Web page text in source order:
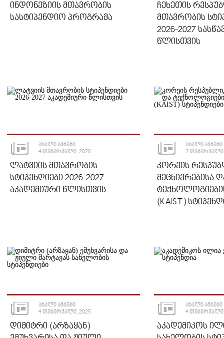
ᲘᲜᲓᲝᲜᲔᲖᲘᲘᲡ ᲛᲗᲐᲕᲠᲝᲑᲘᲡ
ᲡᲐᲡᲢᲘᲞᲔᲜᲓᲘᲝ ᲞᲠᲝᲒᲠᲐᲛᲐ
ᲩᲔᲮᲔᲗᲘᲡ
ᲛᲗᲐᲕᲠᲝᲑᲘᲡ
2026-2027
ᲬᲚᲘᲡᲗᲕᲘᲡ
ᲐᲮᲐᲚᲘ ᲐᲛᲑᲔᲑᲘ
4 ᲗᲔᲑᲔᲠᲕᲐᲚᲘ, 2026
ᲚᲐᲢᲕᲘᲘᲡ ᲛᲗᲐᲕᲠᲝᲑᲘᲡ
ᲡᲢᲘᲞᲔᲜᲓᲘᲔᲑᲘ 2026-2027
ᲐᲙᲐᲓᲔᲛᲘᲣᲠᲘ ᲬᲚᲘᲡᲗᲕᲘᲡ
ᲐᲮᲐᲚᲘ ᲐᲛᲑᲔᲑᲘ
2
ᲙᲝᲠᲔᲘᲡ
ᲛᲔᲪᲜᲘᲔᲠᲔᲑᲘᲡᲐ
(KAIST)
ᲐᲮᲐᲚᲘ ᲐᲛᲑᲔᲑᲘ
4 ᲗᲔᲑᲔᲠᲕᲐᲚᲘ, 2025
ᲓᲘᲛᲘᲢᲠᲘ (ᲐᲠᲖᲐᲧᲐᲜ)
ᲐᲮᲐᲚᲘ ᲐᲛᲑᲔᲑᲘ
4
ᲐᲙᲐᲓᲔᲛᲘᲙᲝᲡ